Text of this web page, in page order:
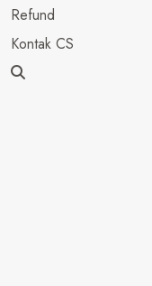
Refund
Kontak CS